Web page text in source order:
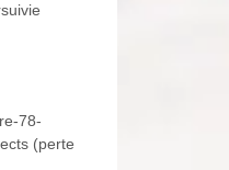
78-
(perte